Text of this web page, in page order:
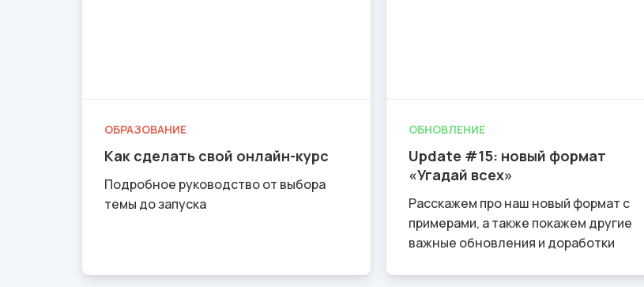
ОБРАЗОВАНИЕ
Как сделать свой онлайн-курс
Подробное руководство от выбора
темы до запуска
ОБНОВЛЕНИЕ
Update #15: новый формат
«Угадай всех»
Расскажем про наш новый формат с
примерами, а также покажем другие
важные обновления и доработки